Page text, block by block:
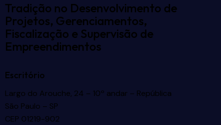
Tradição no Desenvolvimento de
Projetos, Gerenciamentos,
Fiscalização e Supervisão de
Empreendimentos
Escritório
Largo do Arouche, 24 – 10º andar – República
São Paulo – SP
CEP 01219-902